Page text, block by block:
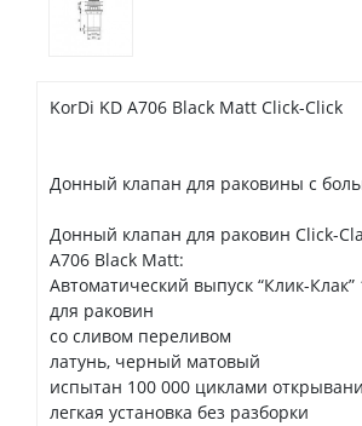
KorDi KD A706 Black Matt Click-Click
Донный клапан для раковины с
Донный клапан для раковин Click-
A706 Black Matt:
Автоматический выпуск “Клик-
для раковин
со сливом переливом
латунь, черный матовый
испытан 100 000 циклами
легкая установка без разборки